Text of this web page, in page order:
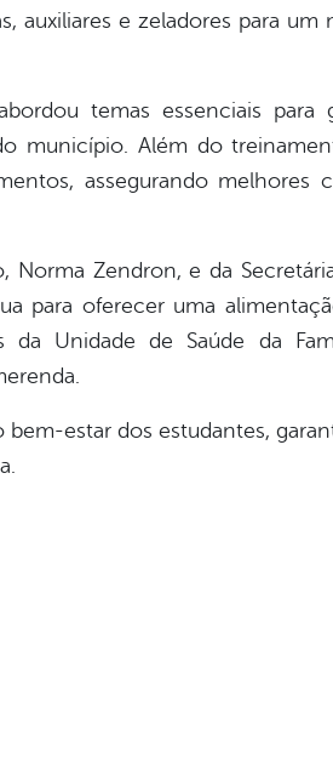
auxiliares e zeladores para um
temas essenciais para
município. Além do
assegurando melhores
Norma Zendron, e da
para oferecer uma
da Unidade de Saúde da
bem-estar dos estudantes,